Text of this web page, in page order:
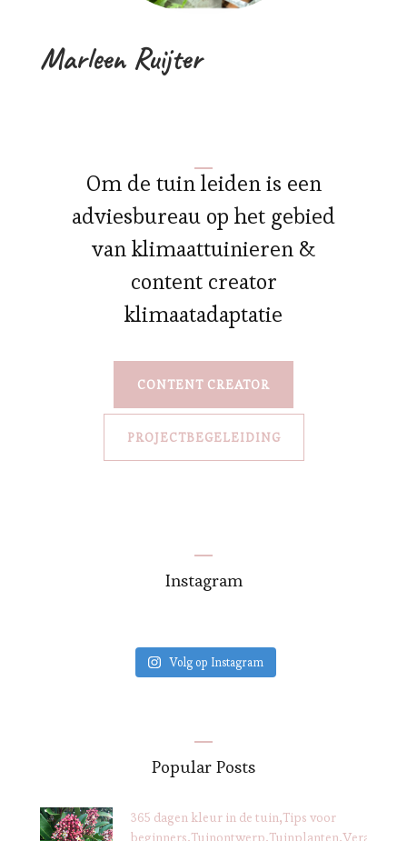
Marleen Ruijter
Om de tuin leiden is een
adviesbureau op het gebied
van klimaattuinieren &
content creator
klimaatadaptatie
CONTENT CREATOR
PROJECTBEGELEIDING
Instagram
Volg op Instagram
Popular Posts
365 dagen kleur in de tuin Tips voor
beginners Tuinontwerp Tuinplanten